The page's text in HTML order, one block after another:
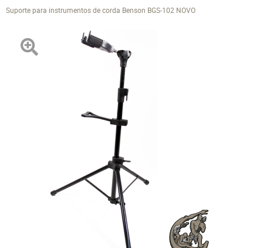
Suporte para instrumentos de corda Benson BGS-102 NOVO